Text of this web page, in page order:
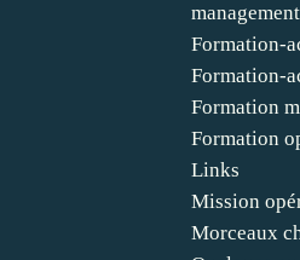
Formation-
Formation-
Formation
Formation
Links
Mission
Morceaux